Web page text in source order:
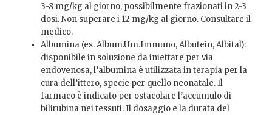
3-8 mg/kg al giorno, possibilmente frazionati in 2-3
dosi. Non superare i 12 mg/kg al giorno. Consultare il
medico.
Albumina (es. Album.Um.Immuno, Albutein, Albital):
disponibile in soluzione da iniettare per via
endovenosa, l’albumina è utilizzata in terapia per la
cura dell’ittero, specie per quello neonatale. Il
farmaco è indicato per ostacolare l’accumulo di
bilirubina nei tessuti. Il dosaggio e la durata del